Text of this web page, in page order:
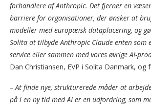
forhandlere af Anthropic. Det fjerner en
barriere for organisationer, der ønsker at
modeller med europæisk dataplacering, og
Solita at tilbyde Anthropic Claude enten som
service eller sammen med vores øvrige AI-
Dan Christiansen, EVP i Solita Danmark,
– At finde nye, strukturerede måder at
på i en ny tid med AI er en udfordring, som